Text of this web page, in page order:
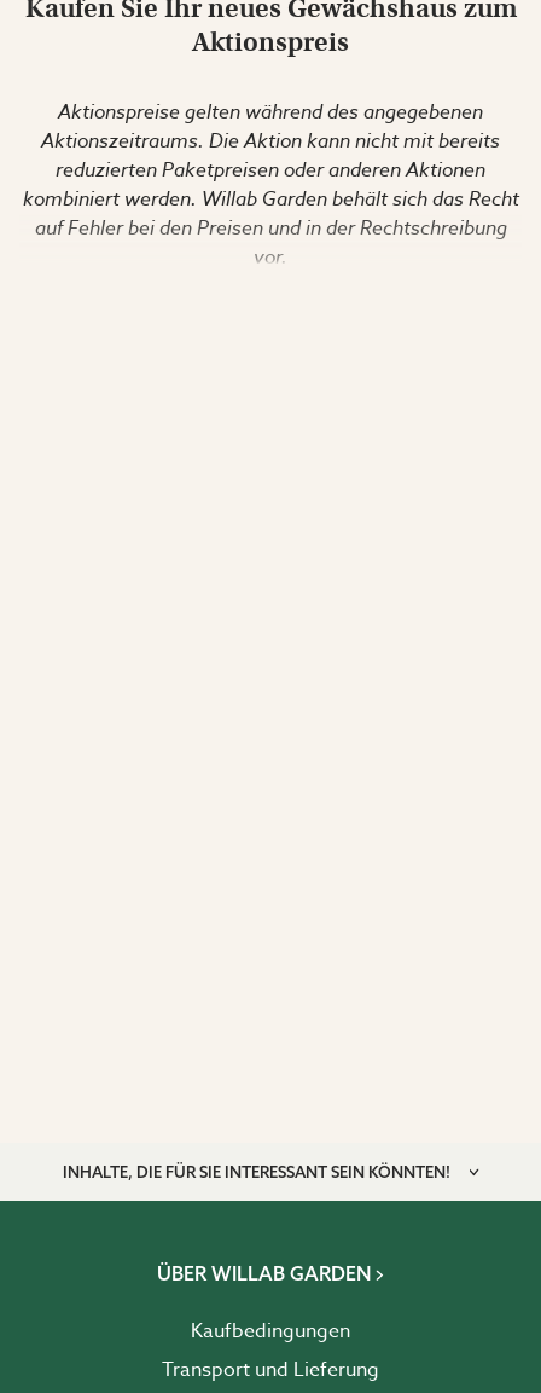
Kaufen Sie Ihr neues Gewächshaus zum
Aktionspreis
Aktionspreise gelten während des angegebenen
Aktionszeitraums. Die Aktion kann nicht mit bereits
reduzierten Paketpreisen oder anderen Aktionen
kombiniert werden. Willab Garden behält sich das Recht
auf Fehler bei den Preisen und in der Rechtschreibung
vor.
INHALTE, DIE FÜR SIE INTERESSANT SEIN KÖNNTEN!
ÜBER WILLAB GARDEN
Kaufbedingungen
Transport und Lieferung